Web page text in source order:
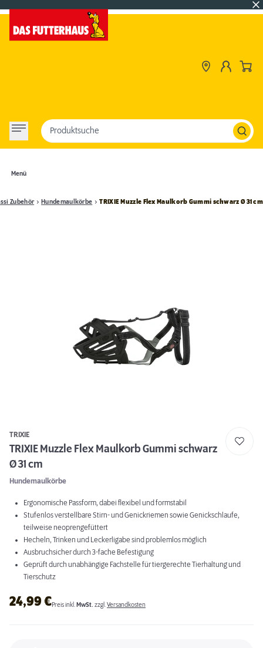
Menü
Produktsuche
Zubehör Hundemaulkörbe TRIXIE Muzzle Flex Maulkorb Gummi schwarz Ø 31 cm
TRIXIE
TRIXIE Muzzle Flex Maulkorb Gummi schwarz
Ø 31 cm
Hundemaulkörbe
Ergonomische Passform, dabei flexibel und formstabil
Stufenlos verstellbare Stirn- und Genickriemen sowie Genickschlaufe,
teilweise neoprengefüttert
Hecheln, Trinken und Leckerligabe sind problemlos möglich
Ausbruchsicher durch 3-fache Befestigung
Geprüft durch unabhängige Fachstelle für tiergerechte Tierhaltung und
Tierschutz
24,99€Preis inkl. MwSt. zzgl.Versandkosten